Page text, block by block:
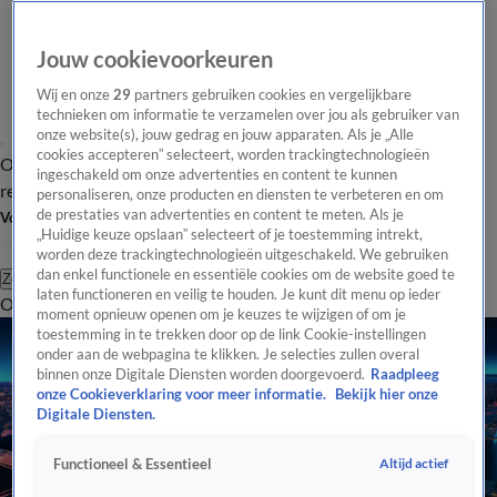
Overzicht Laatste nieuws Regionieuws Het beste van Hart
Tip de
redactie
Volg Hart van Nederland
Zoeken
OverzichtRegioUitzendingenWeerTip de redactiePanelVideo's
Jouw cookievoorkeuren
Wij en onze29 partners gebruiken cookies en vergelijkbare
technieken om informatie te verzamelen over jou als gebruiker van
onze website(s), jouw gedrag en jouw apparaten. Als je „Alle
cookies accepteren” selecteert, worden trackingtechnologieën
ingeschakeld om onze advertenties en content te kunnen
personaliseren, onze producten en diensten te verbeteren en om
de prestaties van advertenties en content te meten. Als je
„Huidige keuze opslaan” selecteert of je toestemming intrekt,
worden deze trackingtechnologieën uitgeschakeld. We gebruiken
dan enkel functionele en essentiële cookies om de website goed te
laten functioneren en veilig te houden. Je kunt dit menu op ieder
moment opnieuw openen om je keuzes te wijzigen of om je
toestemming in te trekken door op de link Cookie-instellingen
onder aan de webpagina te klikken. Je selecties zullen overal
binnen onze Digitale Diensten worden doorgevoerd. Raadpleeg
onze Cookieverklaring voor meer informatie.
Bekijk hier onze
Digitale Diensten.
Functioneel & Essentieel Altijd actief